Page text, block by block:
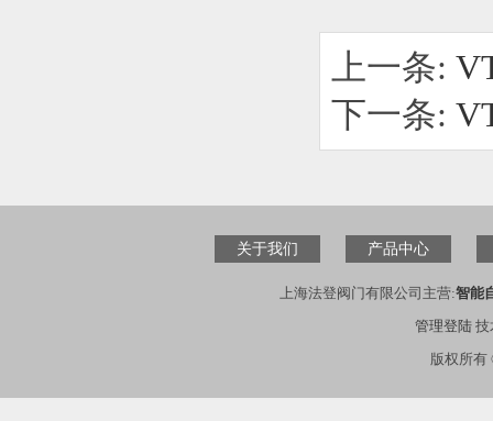
上一条:
下一条:
关于我们 产品中心
上海法登阀门有限公司主营:智能
管理登陆技
版权所